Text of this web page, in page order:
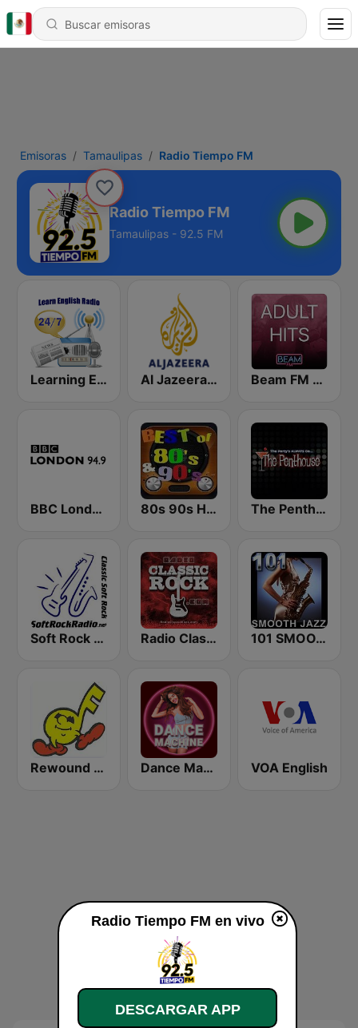
Emisoras Tamaulipas Radio Tiempo FM
Radio Tiempo FM
Tamaulipas - 92.5 FM
Learning English Al Jazeera Arabic (قناة الجزيرة) Beam FM - Adult Hits
BBC London 80s 90s Hits Radio The Penthouse
Soft Rock Radio Radio Classic Rock 101 SMOOTH JAZZ
Rewound Radio Dance Machine VOA English
Radio Tiempo FM en vivo
DESCARGAR APP